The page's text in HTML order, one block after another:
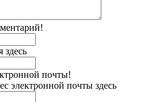
здесь
почты!
электронной почты здесь